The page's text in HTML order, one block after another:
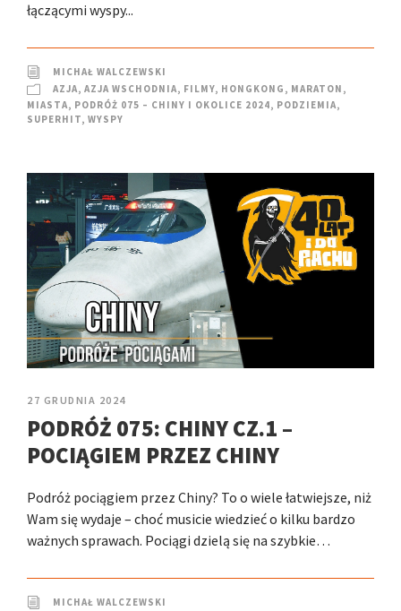
łączącymi wyspy...
MICHAŁ WALCZEWSKI
AZJA, AZJA WSCHODNIA, FILMY, HONGKONG , MARATON ,
MIASTA, PODRÓŻ 075 – CHINY I OKOLICE 2024, PODZIEMIA,
SUPERHIT, WYSPY
27 GRUDNIA 2024
PODRÓŻ 075: CHINY CZ.1 –
POCIĄGIEM PRZEZ CHINY
Podróż pociągiem przez Chiny? To o wiele łatwiejsze, niż
Wam się wydaje – choć musicie wiedzieć o kilku bardzo
ważnych sprawach. Pociągi dzielą się na szybkie…
MICHAŁ WALCZEWSKI